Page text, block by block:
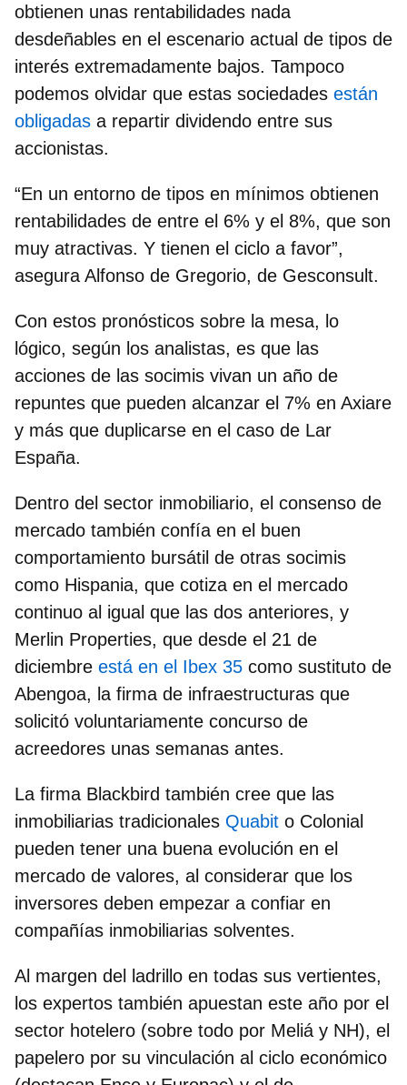
obtienen unas rentabilidades nada
desdeñables en el escenario actual de tipos de
interés extremadamente bajos. Tampoco
podemos olvidar que estas sociedades están
obligadas a repartir dividendo entre sus
accionistas.
“En un entorno de tipos en mínimos obtienen
rentabilidades de entre el 6% y el 8%, que son
muy atractivas. Y tienen el ciclo a favor”,
asegura Alfonso de Gregorio, de Gesconsult.
Con estos pronósticos sobre la mesa, lo
lógico, según los analistas, es que las
acciones de las socimis vivan un año de
repuntes que pueden alcanzar el 7% en Axiare
y más que duplicarse en el caso de Lar
España.
Dentro del sector inmobiliario, el consenso de
mercado también confía en el buen
comportamiento bursátil de otras socimis
como Hispania, que cotiza en el mercado
continuo al igual que las dos anteriores, y
Merlin Properties, que desde el 21 de
diciembre está en el Ibex 35 como sustituto de
Abengoa, la firma de infraestructuras que
solicitó voluntariamente concurso de
acreedores unas semanas antes.
La firma Blackbird también cree que las
inmobiliarias tradicionales Quabit o Colonial
pueden tener una buena evolución en el
mercado de valores, al considerar que los
inversores deben empezar a confiar en
compañías inmobiliarias solventes.
Al margen del ladrillo en todas sus vertientes,
los expertos también apuestan este año por el
sector hotelero (sobre todo por Meliá y NH), el
papelero por su vinculación al ciclo económico